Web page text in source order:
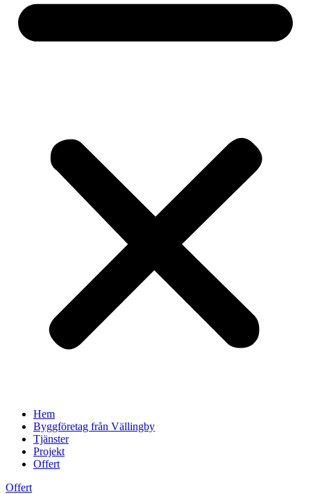
Hem
Byggföretag från Vällingby
Tjänster
Projekt
Offert
Offert